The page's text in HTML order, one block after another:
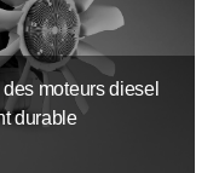
moteurs diesel
durable